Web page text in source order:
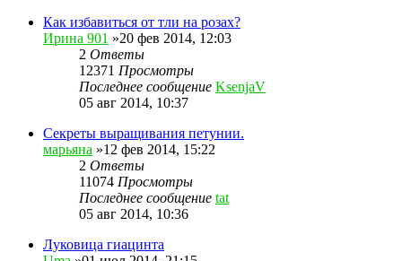
Как избавиться от тли на розах?
Ирина 901 »20 фев 2014, 12:03
2 Ответы
12371 Просмотры
Последнее сообщение KsenjaV
05 авг 2014, 10:37
Секреты выращивания петунии.
марьяна »12 фев 2014, 15:22
2 Ответы
11074 Просмотры
Последнее сообщение tat
05 авг 2014, 10:36
Луковица гиацинта